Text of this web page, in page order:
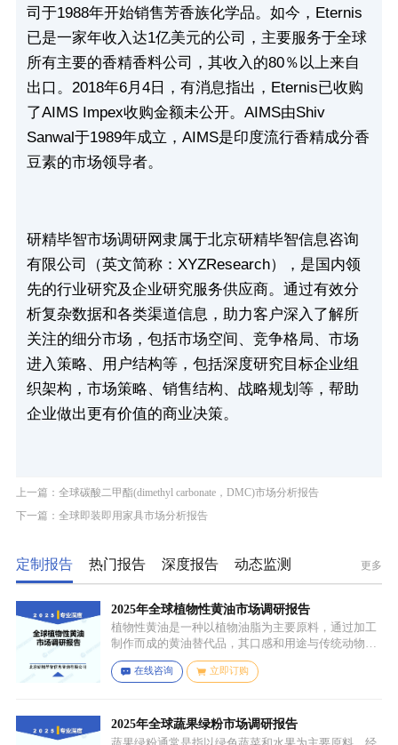
司于1988年开始销售芳香族化学品。如今，Eternis
已是一家年收入达1亿美元的公司，主要服务于全球
所有主要的香精香料公司，其收入的80％以上来自
出口。2018年6月4日，有消息指出，Eternis已收购
了AIMS Impex收购金额未公开。AIMS由Shiv
Sanwal于1989年成立，AIMS是印度流行香精成分香
豆素的市场领导者。
研精毕智市场调研网隶属于北京研精毕智信息咨询
有限公司（英文简称：XYZResearch），是国内领
先的行业研究及企业研究服务供应商。通过有效分
析复杂数据和各类渠道信息，助力客户深入了解所
关注的细分市场，包括市场空间、竞争格局、市场
进入策略、用户结构等，包括深度研究目标企业组
织架构，市场策略、销售结构、战略规划等，帮助
企业做出更有价值的商业决策。
上一篇：全球碳酸二甲酯(dimethyl carbonate，DMC)市场分析报告
下一篇：全球即装即用家具市场分析报告
定制报告 热门报告 深度报告 动态监测 更多
2025年全球植物性黄油市场调研报告
植物性黄油是一种以植物油脂为主要原料，通过加工
制作而成的黄油替代品，其口感和用途与传统动物黄
油较为相似，常见的有大豆油、菜籽油、椰子油、棕
榈油等，这些植物油脂经过精炼、氢化或酯交换等工
用香精、色素等，以改善口感、延长保质期和调整风
味。
在线咨询 立即订购
2025年全球蔬果绿粉市场调研报告